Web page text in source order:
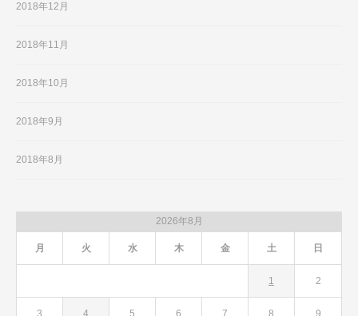
2018年12月
2018年11月
2018年10月
2018年9月
2018年8月
2026年8月
月 火 水 木 金 土 日
1 2